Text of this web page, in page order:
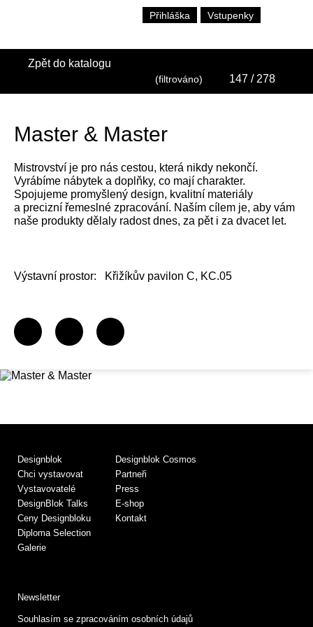
Přihláška Vstupenky
Zpět do katalogu
(filtrováno) 147 / 278
Master & Master
Mistrovství je pro nás cestou, která nikdy nekončí.
Vyrábíme nábytek a doplňky, co mají charakter.
Spojujeme promyšlený design, kvalitní materiály
a precizní řemeslné zpracování. Naším cílem je, aby vám
naše produkty dělaly radost dnes, za pět i za dvacet let.
Výstavní prostor: Křižíkův pavilon C, KC.05
Designblok
Chci vystavovat
Vystavovatelé
DesignBlok Talks
Ceny Designbloku
Diploma Selection
Galerie
Designblok Cosmos
Partneři
Press
E-shop
Kontakt
Newsletter
Souhlasím se zpracováním osobních údajů